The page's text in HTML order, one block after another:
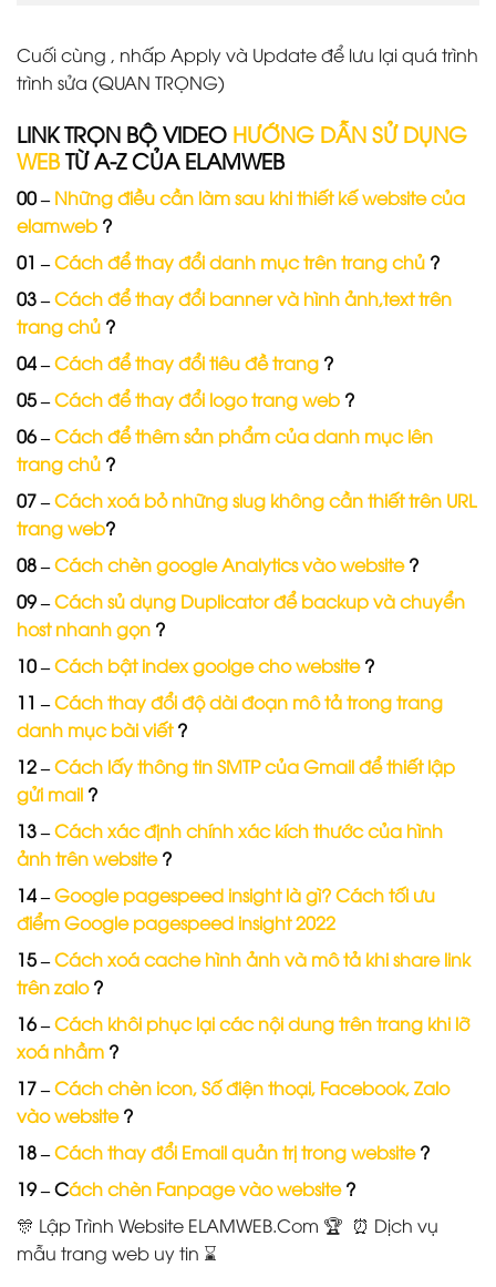
Cuối cùng , nhấp Apply và Update để lưu lại quá trình
trình sửa (QUAN TRỌNG)
LINK TRỌN BỘ VIDEO HƯỚNG DẪN SỬ DỤNG
WEBTỪ A-Z CỦA ELAMWEB
00 –Những điều cần làm sau khi thiết kế website của
elamweb ?
01 –Cách để thay đổi danh mục trên trang chủ ?
03 –Cách để thay đổi banner và hình ảnh,text trên
trang chủ ?
04 –Cách để thay đổi tiêu đề trang ?
05 –Cách để thay đổi logo trang web ?
06 –Cách để thêm sản phẩm của danh mục lên
trang chủ ?
07 –Cách xoá bỏ những slug không cần thiết trên URL
trang web?
08 –Cách chèn google Analytics vào website?
09 –Cách sủ dụng Duplicator để backup và chuyển
host nhanh gọn ?
10 –Cách bật index goolge cho website?
11 –Cách thay đổi độ dài đoạn mô tả trong trang
danh mục bài viết?
12 –Cách lấy thông tin SMTP của Gmail để thiết lập
gửi mail ?
13 –Cách xác định chính xác kích thước của hình
ảnh trên website?
14 –Google pagespeed insight là gì? Cách tối ưu
điểm Google pagespeed insight 2022
15 –Cách xoá cache hình ảnh và mô tả khi share link
trên zalo?
16 –Cách khôi phục lại các nội dung trên trang khi lỡ
xoá nhầm ?
17 –Cách chèn icon, Số điện thoại, Facebook, Zalo
vào website?
18 –Cách thay đổi Email quản trị trong website?
19 – Cách chèn Fanpage vào website?
🎊 Lập Trình Website ELAMWEB.Com 🏆 ⏰ Dịch vụ
mẫu trang web uy tin ⌛️